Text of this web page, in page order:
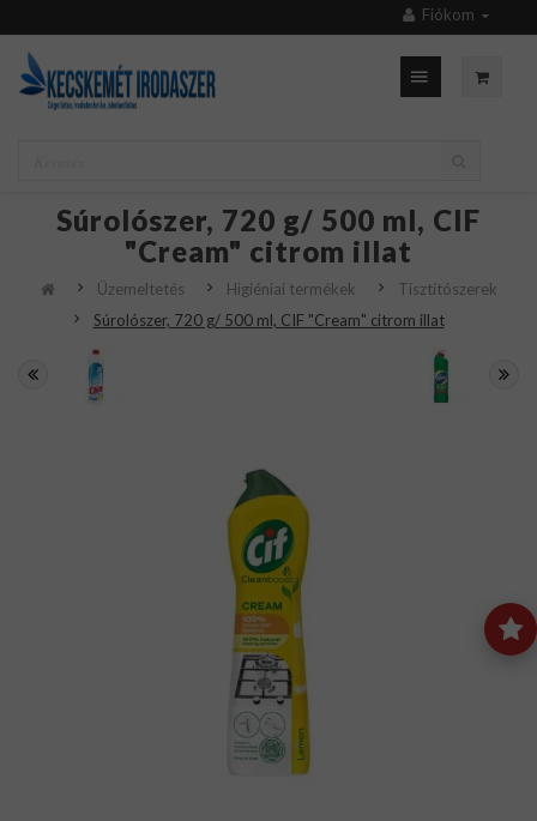
Fiókom
Súrolószer, 720 g/ 500 ml, CIF
"Cream" citrom illat
Üzemeltetés Higiéniai termékek
Tisztítószerek
Súrolószer, 720 g/ 500 ml, CIF "Cream" citrom illat